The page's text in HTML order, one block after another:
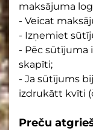
maksājuma
- Veicat
- Izņemiet
- Pēc sūtījuma
skapīti;
- Ja sūtījums
izdrukātt kvīti
Preču